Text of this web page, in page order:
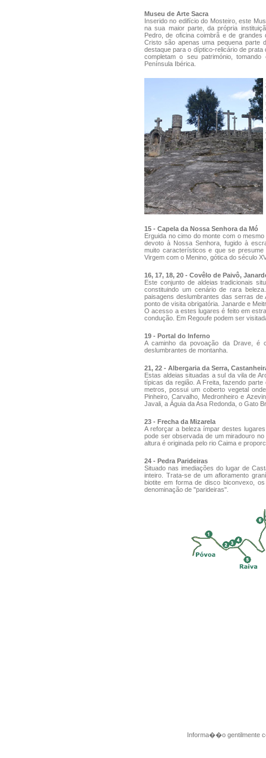
Museu de Arte Sacra
Inserido no edifício do Mosteiro, este
na sua maior parte, da própria
Pedro, de oficina coimbrã e de
Cristo são apenas uma pequena parte
destaque para o díptico-relicário de
completam o seu património,
Península Ibérica.
15 - Capela da Nossa Senhora da Mó
Erguida no cimo do monte com o
devoto à Nossa Senhora, fugido à
muito característicos e que se
Virgem com o Menino, gótica do século
16, 17, 18, 20 - Covêlo de Paivô,
Este conjunto de aldeias tradicionais
constituindo um cenário de rara
paisagens deslumbrantes das serras
ponto de visita obrigatória. Janarde e
O acesso a estes lugares é feito em
condução. Em Regoufe podem ser
19 - Portal do Inferno
A caminho da povoação da Drave, é
deslumbrantes de montanha.
21, 22 - Albergaria da Serra,
Estas aldeias situadas a sul da vila de
típicas da região. A Freita, fazendo
metros, possui um coberto vegetal
Pinheiro, Carvalho, Medronheiro e
Javali, a Águia da Asa Redonda, o Gato
23 - Frecha da Mizarela
A reforçar a beleza ímpar destes
pode ser observada de um miradouro
altura é originada pelo rio Caima e
24 - Pedra Parideiras
Situado nas imediações do lugar de
inteiro. Trata-se de um afloramento
biotite em forma de disco biconvexo,
denominação de "parideiras".
Informa��o gentilmente